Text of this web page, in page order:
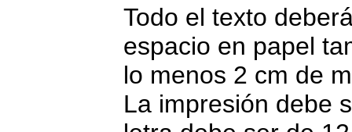
Todo el texto
espacio en papel
lo menos 2 cm de
La impresión debe